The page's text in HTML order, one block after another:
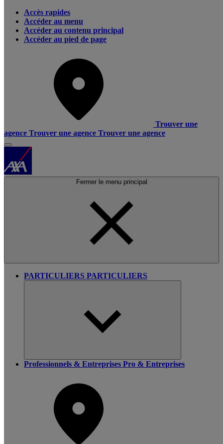
Accès rapides
Accéder au menu
Accéder au contenu principal
Accéder au pied de page
Trouver une
agence Trouver une agence Trouver une agence
Fermer le menu principal
PARTICULIERS PARTICULIERS
Professionnels & Entreprises Pro & Entreprises